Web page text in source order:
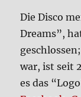
Die Dis­co
Dreams”,
war, ist seit
es das